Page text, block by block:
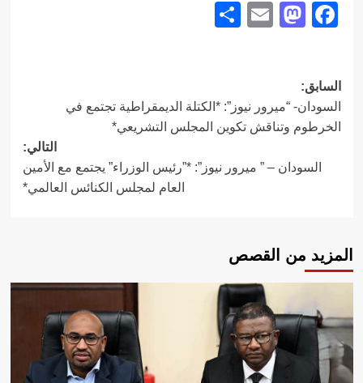
Facebook
Mastodon
Email
تصفّح
المقالات
السابق:
السودان- “ميرور نيوز”: *الكتلة الديمقراطية تجتمع في
الخرطوم وتناقش تكوين المجلس التشريعي*
التالي:
السودان – ” ميرور نيوز”: *”رئيس الوزراء” يجتمع مع الأمين
العام لمجلس الكنائس العالمي*
المزيد من القصص